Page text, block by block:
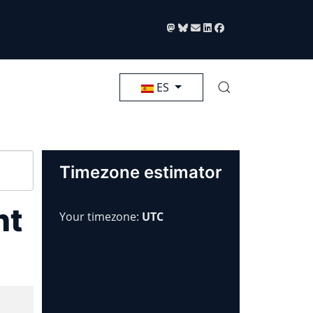
Seleccione su idioma
ES
Timezone estimator
Your timezone: UTC